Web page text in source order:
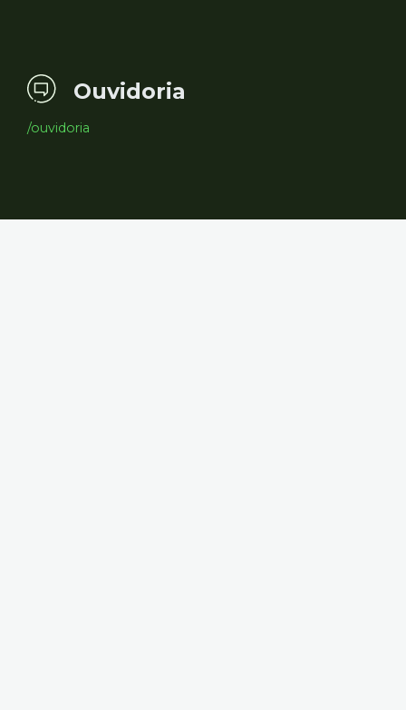
Ouvidoria
/ouvidoria